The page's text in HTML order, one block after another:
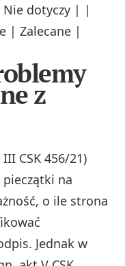
dotyczy | |
| Zalecane |
z
CSK 456/21)
pieczątki na
o ile strona
Jednak w